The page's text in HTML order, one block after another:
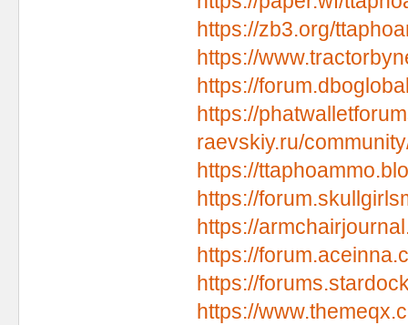
https://zb3.org/
https://
https://
https://
raevskiy.ru/
https://
https://
https://
https://
https://
https://